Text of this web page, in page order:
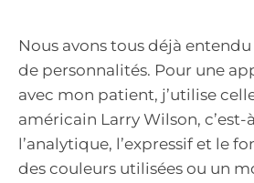
Nous avons tous déjà
de personnalités. Pour une
avec mon patient, j’utilise
américain Larry Wilson, c’est-
l’analytique, l’expressif et le
des couleurs utilisées ou un